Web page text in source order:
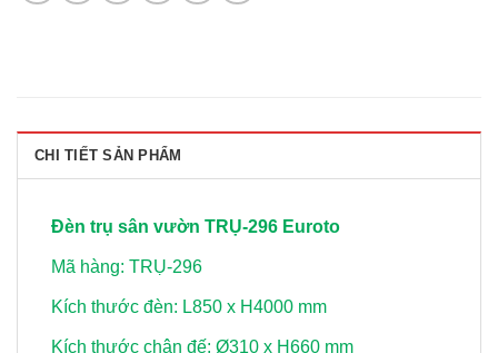
CHI TIẾT SẢN PHẨM
Đèn trụ sân vườn TRỤ-296 Euroto
Mã hàng: TRỤ-296
Kích thước đèn: L850 x H4000 mm
Kích thước chân đế: Ø310 x H660 mm